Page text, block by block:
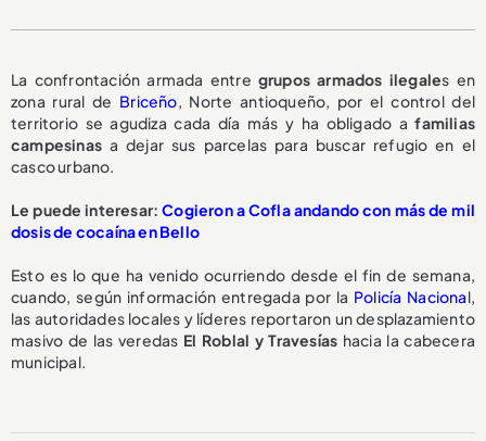
La confrontación armada entre grupos armados ilegales en
zona rural de Briceño, Norte antioqueño, por el control del
territorio se agudiza cada día más y ha obligado afamilias
campesinas a dejar sus parcelas para buscar refugio en el
casco urbano.
Le puede interesar:Cogieron a Cofla andando con más de mil
dosis de cocaína en Bello
Esto es lo que ha venido ocurriendo desde el fin de semana,
cuando, según información entregada por la Policía Nacional,
las autoridades locales y líderes reportaron un desplazamiento
masivo de las veredas El Roblal y Travesías hacia la cabecera
municipal.